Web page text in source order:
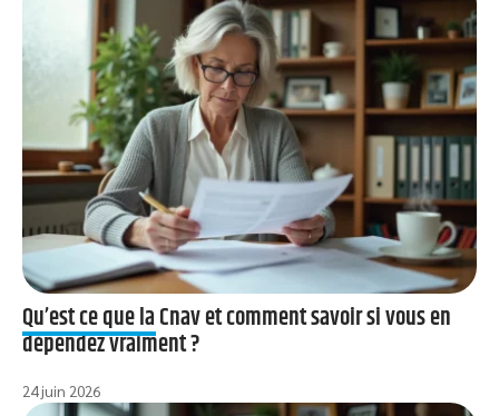
Qu’est ce que la Cnav et comment savoir si vous en
dépendez vraiment ?
24 juin 2026